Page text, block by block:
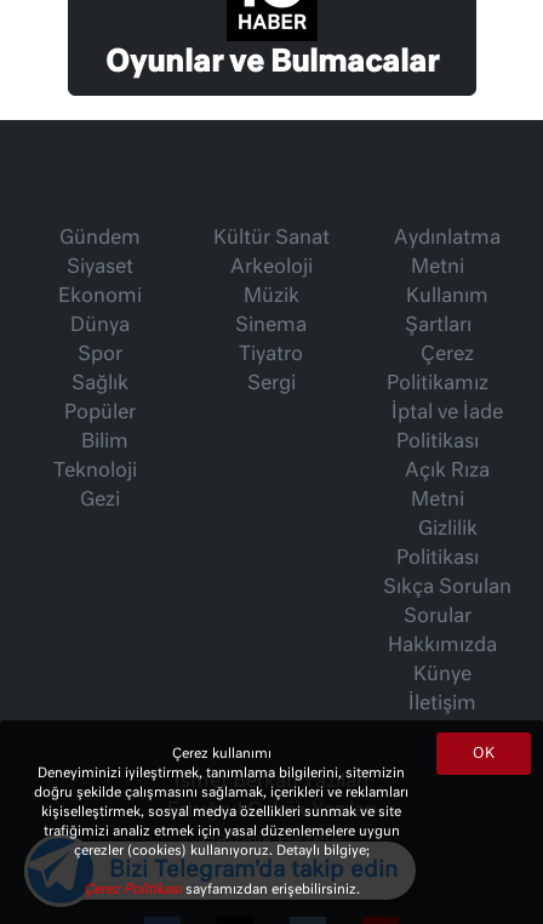
Oyunlar ve Bulmacalar
Gündem
Siyaset
Ekonomi
Dünya
Spor
Sağlık
Popüler
Bilim
Teknoloji
Gezi
Kültür Sanat
Arkeoloji
Müzik
Sinema
Tiyatro
Sergi
Aydınlatma
Metni
Kullanım
Şartları
Çerez
Politikamız
İptal ve İade
Politikası
Açık Rıza
Metni
Gizlilik
Politikası
Sıkça Sorulan
Sorular
Hakkımızda
Künye
İletişim
İsmet Berkan Yazıları
Ertuğrul Özkök Yazıları
Haftalık Gazete
OK
Çerez kullanımı
Deneyiminizi iyileştirmek, tanımlama bilgilerini, sitemizin
doğru şekilde çalışmasını sağlamak, içerikleri ve reklamları
kişiselleştirmek, sosyal medya özellikleri sunmak ve site
trafiğimizi analiz etmek için yasal düzenlemelere uygun
çerezler (cookies) kullanıyoruz. Detaylı bilgiye;
Çerez Politikasısayfamızdan erişebilirsiniz.
Bizi Telegram'da takip edin